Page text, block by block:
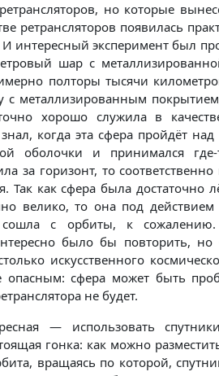
но которые
ретрансляторов появилась
интересный эксперимент был
шар с
полторы тысячи
металлизированным
хорошо служила в
когда эта сфера пройдёт
оболочки и принимался
за горизонт, то соответственно
Так как сфера была достаточно
велико, то она под
сошла с орбиты, к
было бы повторить,
искусственного
опасным: сфера может быть
не будет.
— использовать
гонка: как можно
вращаясь по которой,